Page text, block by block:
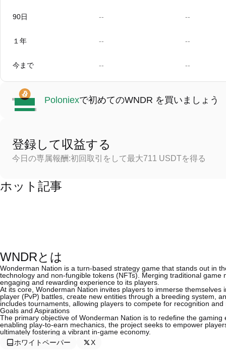
90日 -- --
１年 -- --
今まで -- --
Poloniexで初めてのWNDR を買いましょう
登録して収益する
今日の専属報酬:初回取引をして最大711 USDTを得る
ホット記事
WNDRとは
Wonderman Nation is a turn-based strategy game that stands out in
technology and non-fungible tokens (NFTs). Merging traditional
engaging and rewarding experience to its players.
At its core, Wonderman Nation invites players to immerse
player (PvP) battles, create new entities through a breeding system,
includes tournaments, allowing players to compete for recognition
Goals and Aspirations
The primary objective of Wonderman Nation is to redefine the
enabling play-to-earn mechanics, the project seeks to empower
ultimately fostering a vibrant in-game economy.
ホワイトペーパー
X